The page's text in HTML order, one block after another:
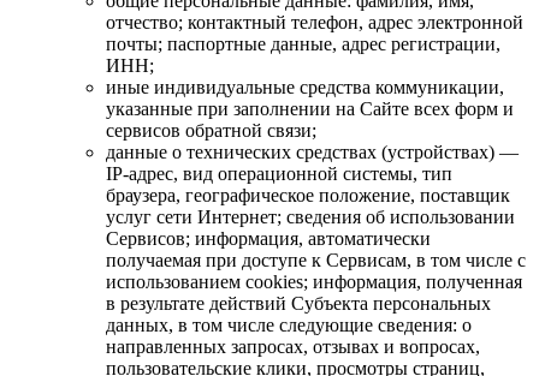
отчество; контактный телефон, адрес электронной
почты; паспортные данные, адрес регистрации,
ИНН;
иные индивидуальные средства коммуникации,
указанные при заполнении на Сайте всех форм и
сервисов обратной связи;
данные о технических средствах (устройствах) —
IP-адрес, вид операционной системы, тип
браузера, географическое положение, поставщик
услуг сети Интернет; сведения об использовании
Сервисов; информация, автоматически
получаемая при доступе к Сервисам, в том числе с
использованием cookies; информация, полученная
в результате действий Субъекта персональных
данных, в том числе следующие сведения: о
направленных запросах, отзывах и вопросах,
пользовательские клики, просмотры страниц,